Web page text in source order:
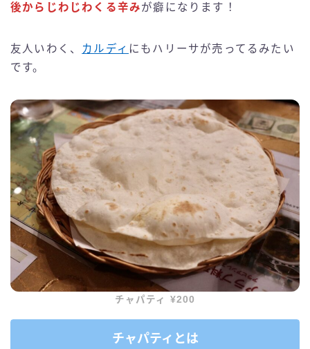
後からじわじわくる辛みが癖になります！
友人いわく、 カルディ にもハリーサが売ってるみたい
です。
チャパティ ¥200
チャパティとは